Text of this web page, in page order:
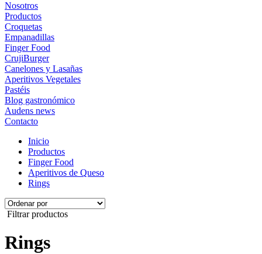
Nosotros
Productos
Croquetas
Empanadillas
Finger Food
CrujiBurger
Canelones y Lasañas
Aperitivos Vegetales
Pastéis
Blog gastronómico
Audens news
Contacto
Inicio
Productos
Finger Food
Aperitivos de Queso
Rings
Filtrar productos
Rings